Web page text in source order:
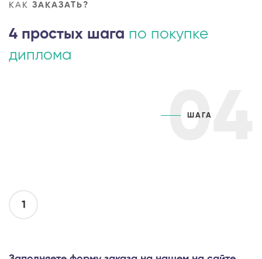
КАК ЗАКАЗАТЬ?
4 простых шага по покупке
диплома
04
ШАГА
1